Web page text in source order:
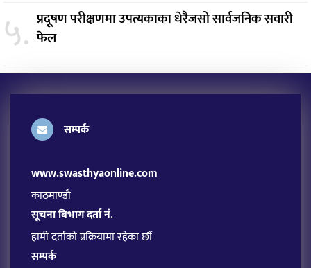
५. प्रदूषण परीक्षणमा उपत्यकाका धेरैजसो सार्वजनिक सवारी
फेल
सम्पर्क
www.swasthyaonline.com
काठमाण्डौ
सूचना बिभाग दर्ता नं.
हामी दर्ताको प्रक्रियामा रहेका छौं
सम्पर्क